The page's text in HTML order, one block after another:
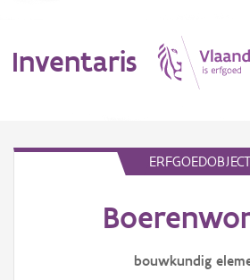
Inventaris
ERFGOEDOBJECT
bouwkundig